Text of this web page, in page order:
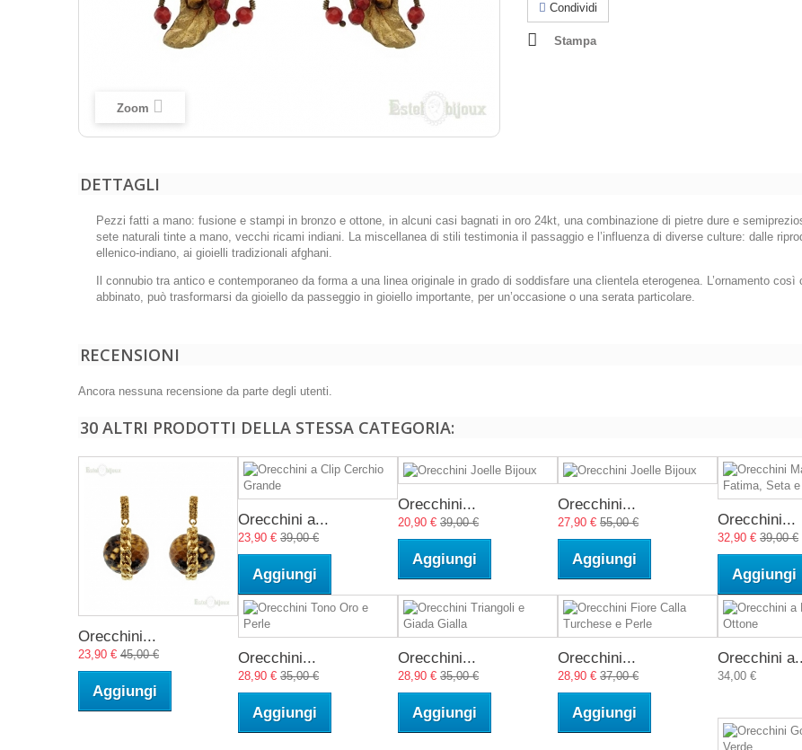
Zoom
Condividi
Stampa
DETTAGLI
Pezzi fatti a mano: fusione e stampi in bronzo e ottone, in alcuni casi bagnati in oro 24kt, una combinazione di pietre dure e
sete naturali tinte a mano, vecchi ricami indiani. La miscellanea di stili testimonia il passaggio e l’influenza di diverse culture: dalle
ellenico-indiano, ai gioielli tradizionali afghani.
Il connubio tra antico e contemporaneo da forma a una linea originale in grado di soddisfare una clientela eterogenea. L’ornamento
abbinato, può trasformarsi da gioiello da passeggio in gioiello importante, per un’occasione o una serata particolare.
RECENSIONI
Ancora nessuna recensione da parte degli utenti.
30 ALTRI PRODOTTI DELLA STESSA CATEGORIA:
Orecchini...
23,90 € 45,00 €
Aggiungi
Orecchini a...
23,90 € 39,00 €
Aggiungi
Orecchini...
20,90 € 39,00 €
Aggiungi
Orecchini...
27,90 € 55,00 €
Aggiungi
Orecchini...
32,90 € 39,00 €
Aggiungi
Orecchini...
28,90 € 35,00 €
Aggiungi
Orecchini...
28,90 € 35,00 €
Aggiungi
Orecchini...
28,90 € 37,00 €
Aggiungi
Orecchini
34,00 €